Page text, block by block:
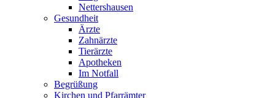
Nettershausen
Gesundheit
Ärzte
Zahnärzte
Tierärzte
Apotheken
Im Notfall
Begrüßung
Kirchen und Pfarrämter